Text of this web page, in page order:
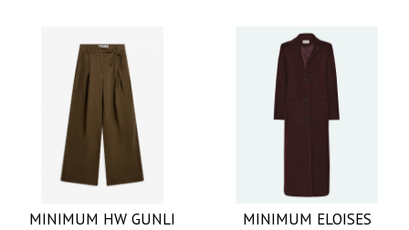
MINIMUM HW GUNLI
MINIMUM ELOISES